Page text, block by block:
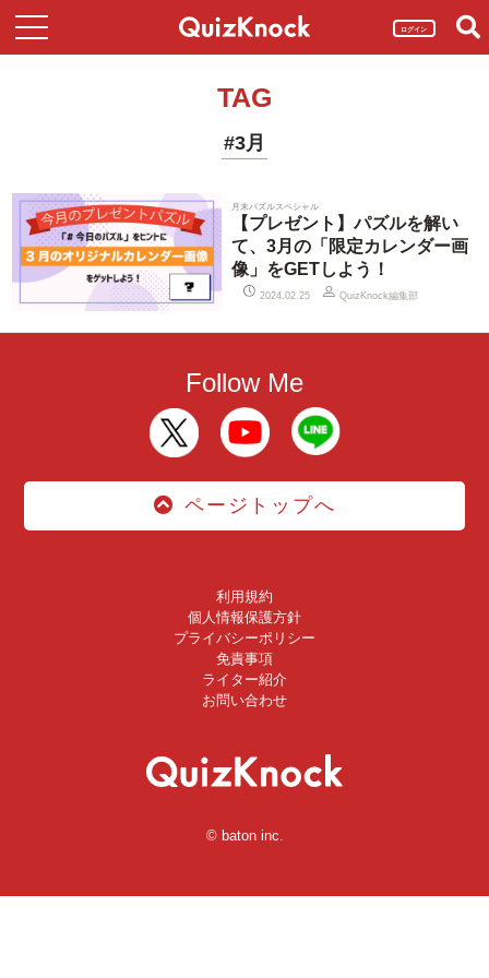
ログイン
TAG
#3月
月末パズルスペシャル
【プレゼント】パズルを解い
て、3月の「限定カレンダー画
像」をGETしよう！
2024.02.25 QuizKnock編集部
Follow Me
ページトップへ
利用規約
個人情報保護方針
プライバシーポリシー
免責事項
ライター紹介
お問い合わせ
© baton inc.